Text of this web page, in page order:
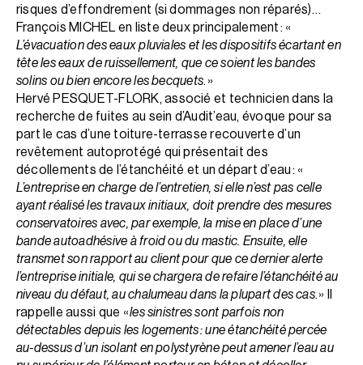
risques d’effondrement (si dommages non réparés)…
François MICHEL en liste deux principalement : «
L’évacuation des eaux pluviales et les dispositifs écartant en
tête les eaux de ruissellement, que ce soient les bandes
solins ou bien encore les becquets. »
Hervé PESQUET-FLORK, associé et technicien dans la
recherche de fuites au sein d’Audit’eau, évoque pour sa
part le cas d’une toiture-terrasse recouverte d’un
revêtement autoprotégé qui présentait des
décollements de l’étanchéité et un départ d’eau : «
L’entreprise en charge de l’entretien, si elle n’est pas celle
ayant réalisé les travaux initiaux, doit prendre des mesures
conservatoires avec, par exemple, la mise en place d’une
bande autoadhésive à froid ou du mastic. Ensuite, elle
transmet son rapport au client pour que ce dernier alerte
l’entreprise initiale, qui se chargera de refaire l’étanchéité au
niveau du défaut, au chalumeau dans la plupart des cas. » Il
rappelle aussi que «les sinistres sont parfois non
détectables depuis les logements : une étanchéité percée
au-dessus d’un isolant en polystyrène peut amener l’eau au